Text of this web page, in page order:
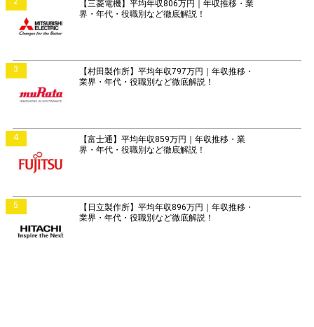
【三菱電機】平均年収806万円｜年収推移・業
界・年代・役職別など徹底解説！
3
【村田製作所】平均年収797万円｜年収推移・
業界・年代・役職別など徹底解説！
4
【富士通】平均年収859万円｜年収推移・業
界・年代・役職別など徹底解説！
5
【日立製作所】平均年収896万円｜年収推移・
業界・年代・役職別など徹底解説！